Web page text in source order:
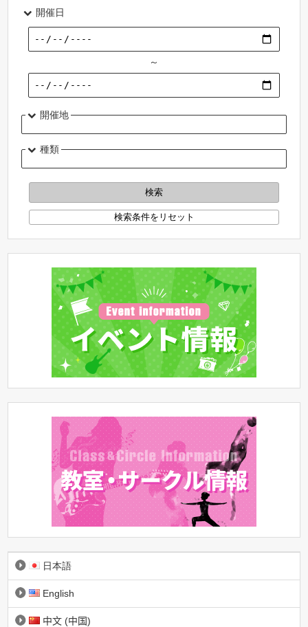
開催日
～
開催地
種類
日本語
English
中文 (中国)